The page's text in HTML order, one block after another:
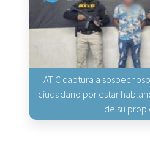
ATIC captura a
ciudadano por estar
de su